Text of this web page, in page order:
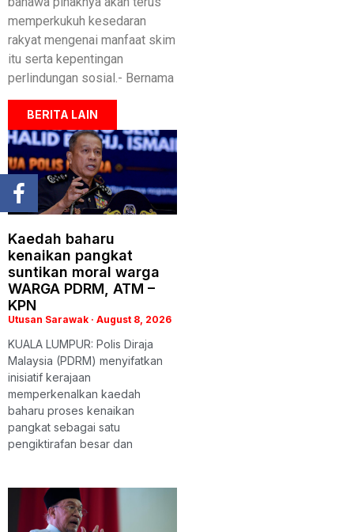
memperkukuh kesedaran
rakyat mengenai manfaat skim
itu serta kepentingan
perlindungan sosial.- Bernama
BERITA LAIN
Kaedah baharu
kenaikan pangkat
suntikan moral warga
WARGA PDRM, ATM –
KPN
Utusan Sarawak August 8, 2026
KUALA LUMPUR: Polis Diraja
Malaysia (PDRM) menyifatkan
inisiatif kerajaan
memperkenalkan kaedah
baharu proses kenaikan
pangkat sebagai satu
pengiktirafan besar dan